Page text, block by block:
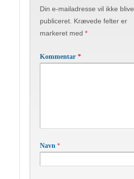
Din e-mailadresse vil ikke blive
publiceret. Krævede felter er
markeret med *
Kommentar *
Navn *